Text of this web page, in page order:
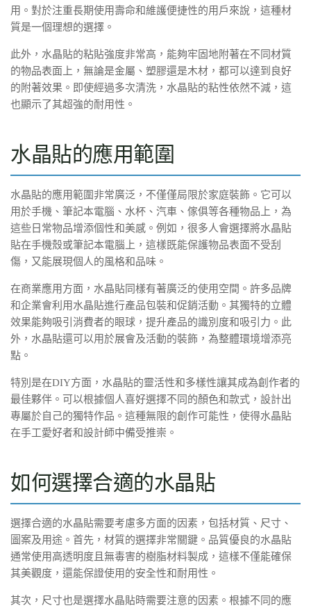
用。對於注重長期使用壽命和維護便捷性的用戶來說，這種材
質是一個理想的選擇。
此外，水晶貼的粘貼強度非常高，能夠牢固地附著在不同材質
的物品表面上，無論是金屬、塑膠還是木材，都可以達到良好
的附著效果。即使經過多次清洗，水晶貼的粘性依然不減，這
也顯示了其超強的耐用性。
水晶貼的應用範圍
水晶貼的應用範圍非常廣泛，不僅僅局限於家庭裝飾。它可以
用於手機、筆記本電腦、水杯、汽車、傢俱等各種物品上，為
這些日常物品增添個性和美感。例如，很多人會選擇將水晶貼
貼在手機殼或筆記本電腦上，這樣既能保護物品表面不受刮
傷，又能展現個人的風格和品味。
在商業應用方面，水晶貼同樣有著廣泛的使用空間。許多品牌
和企業會利用水晶貼進行產品包裝和促銷活動。其獨特的立體
效果能夠吸引消費者的眼球，提升產品的識別度和吸引力。此
外，水晶貼還可以用於展會及活動的裝飾，為整體環境增添亮
點。
特別是在DIY方面，水晶貼的靈活性和多樣性讓其成為創作者的
最佳夥伴。可以根據個人喜好選擇不同的顏色和款式，設計出
專屬於自己的獨特作品。這種無限的創作可能性，使得水晶貼
在手工愛好者和設計師中備受推崇。
如何選擇合適的水晶貼
選擇合適的水晶貼需要考慮多方面的因素，包括材質、尺寸、
圖案及用途。首先，材質的選擇非常關鍵。品質優良的水晶貼
通常使用高透明度且無毒害的樹脂材料製成，這樣不僅能確保
其美觀度，還能保證使用的安全性和耐用性。
其次，尺寸也是選擇水晶貼時需要注意的因素。根據不同的應